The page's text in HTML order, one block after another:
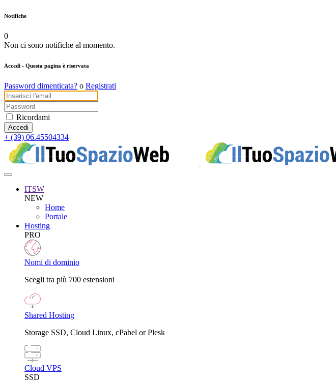
Notifiche
0
Non ci sono notifiche al momento.
Accedi - Questa pagina è riservata
Password dimenticata? o Registrati
Ricordami
+ (39) 06.45504334
ITSW
NEW
Home
Portale
Hosting
PRO
Nomi di dominio
Scegli tra più 700 estensioni
Shared Hosting
Storage SSD, Cloud Linux, cPabel or Plesk
Cloud VPS
SSD